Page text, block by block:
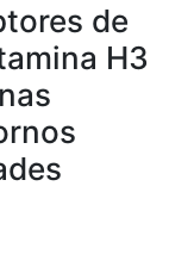
de
H3